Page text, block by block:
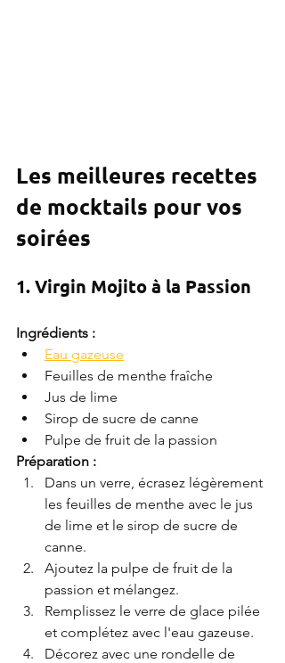
Les meilleures recettes
de mocktails pour vos
soirées
1. Virgin Mojito à la Passion
Ingrédients :
Eau gazeuse
Feuilles de menthe fraîche
Jus de lime
Sirop de sucre de canne
Pulpe de fruit de la passion
Préparation :
Dans un verre, écrasez légèrement
les feuilles de menthe avec le jus
de lime et le sirop de sucre de
canne.
Ajoutez la pulpe de fruit de la
passion et mélangez.
Remplissez le verre de glace pilée
et complétez avec l'eau gazeuse.
Décorez avec une rondelle de